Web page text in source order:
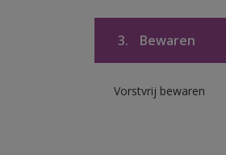
3. Bewaren
Vorstvrij bewaren